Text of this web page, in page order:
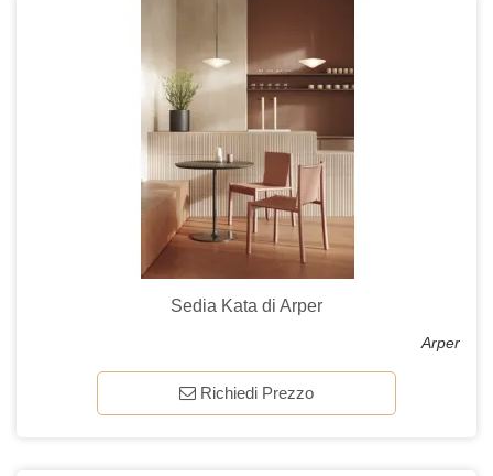
Sedia Kata di Arper
Arper
Richiedi Prezzo